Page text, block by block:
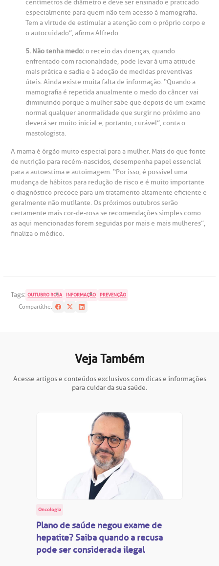
centímetros de diâmetro e deve ser ensinado e praticado
especialmente para quem não tem acesso à mamografia.
Tem a virtude de estimular a atenção com o próprio corpo e
o autocuidado”, afirma Alfredo.
5. Não tenha medo:o receio das doenças, quando
enfrentado com racionalidade, pode levar à uma atitude
mais prática e sadia e à adoção de medidas preventivas
úteis. Ainda existe muita falta de informação. “Quando a
mamografia é repetida anualmente o medo do câncer vai
diminuindo porque a mulher sabe que depois de um exame
normal qualquer anormalidade que surgir no próximo ano
deverá ser muito inicial e, portanto, curável”, conta o
mastologista.
A mama é órgão muito especial para a mulher. Mais do que fonte
de nutrição para recém-nascidos, desempenha papel essencial
para a autoestima e autoimagem. “Por isso, é possível uma
mudança de hábitos para redução de risco e é muito importante
o diagnóstico precoce para um tratamento altamente eficiente e
geralmente não mutilante. Os próximos outubros serão
certamente mais cor-de-rosa se recomendações simples como
as aqui mencionadas forem seguidas por mais e mais mulheres”,
finaliza o médico.
Tags: OUTUBRO ROSA INFORMAÇÃO PREVENÇÃO
Compartilhe:
Veja Também
Acesse artigos e conteúdos exclusivos com dicas e informações
para cuidar da sua saúde.
Oncologia
Plano de saúde negou exame de
hepatite? Saiba quando a recusa
pode ser considerada ilegal